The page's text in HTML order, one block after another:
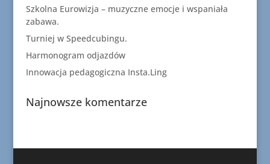
Szkolna Eurowizja – muzyczne emocje i wspaniała
zabawa.
Turniej w Speedcubingu.
Harmonogram odjazdów
Innowacja pedagogiczna Insta.Ling
Najnowsze komentarze